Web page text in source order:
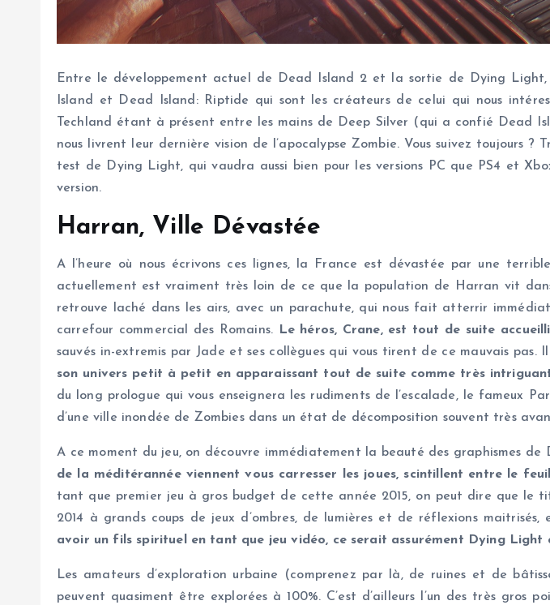
Entre le développement actuel de Dead Island 2 et la sortie de Dying
Island et Dead Island: Riptide qui sont les créateurs de celui qui nous
Techland étant à présent entre les mains de Deep Silver (qui a confié Dead
nous livrent leur dernière vision de l’apocalypse Zombie. Vous suivez toujours
test de Dying Light, qui vaudra aussi bien pour les versions PC que PS4 et
version.
Harran, Ville Dévastée
A l’heure où nous écrivons ces lignes, la France est dévastée par une
actuellement est vraiment très loin de ce que la population de Harran vit
retrouve laché dans les airs, avec un parachute, qui nous fait atterrir
carrefour commercial des Romains. Le héros, Crane, est tout de suite
sauvés in-extremis par Jade et ses collègues qui vous tirent de ce mauvais pas.
son univers petit à petit en apparaissant tout de suite comme très
du long prologue qui vous enseignera les rudiments de l’escalade, le fameux
d’une ville inondée de Zombies dans un état de décomposition souvent très
A ce moment du jeu, on découvre immédiatement la beauté des graphismes de
de la méditérannée viennent vous carresser les joues, scintillent entre le
tant que premier jeu à gros budget de cette année 2015, on peut dire que le
2014 à grands coups de jeux d’ombres, de lumières et de réflexions
avoir un fils spirituel en tant que jeu vidéo, ce serait assurément Dying Light
Les amateurs d’exploration urbaine (comprenez par là, de ruines et de
peuvent quasiment être explorées à 100%. C’est d’ailleurs l’un des très